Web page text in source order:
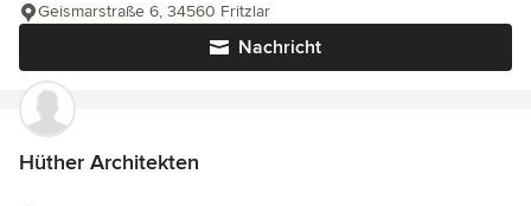
Nachricht
Geismarstraße 6, 34560 Fritzlar
Hüther Architekten